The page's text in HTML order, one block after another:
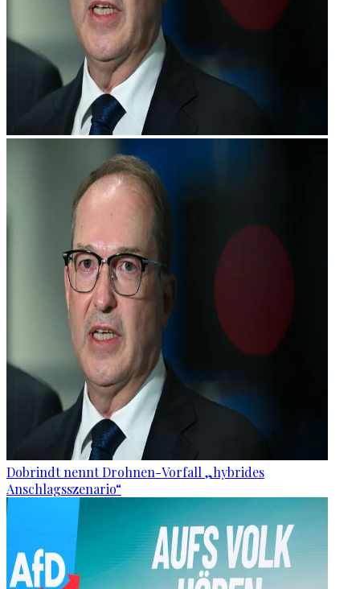
Dobrindt nennt Drohnen-Vorfall „hybrides
Anschlagsszenario“